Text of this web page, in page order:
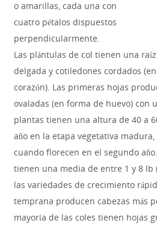
o amarillas, cada una con
cuatro pétalos dispuestos
perpendicularmente.
Las plántulas de col tienen una
delgada y cotiledones cordados
corazón). Las primeras hojas
ovaladas (en forma de huevo) con
plantas tienen una altura de 40 a
año en la etapa vegetativa madura,
cuando florecen en el segundo
tienen una media de entre 1 y 8 lb
las variedades de crecimiento
temprana producen cabezas más
mayoría de las coles tienen hojas